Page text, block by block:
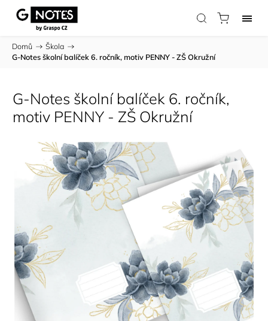
Domů / Škola /
G-Notes školní balíček 6. ročník, motiv PENNY - ZŠ Okružní
G-Notes školní balíček 6. ročník,
motiv PENNY - ZŠ Okružní